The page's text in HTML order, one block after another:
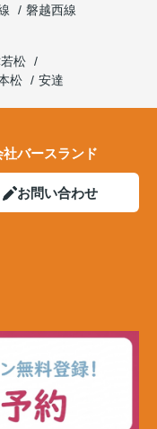
磐越西線
松
松 安達
バースランド
お問い合わせ